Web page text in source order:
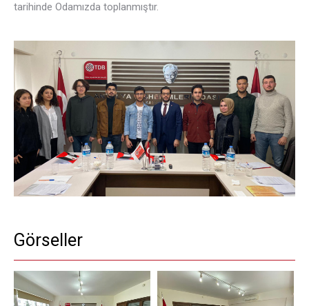
tarihinde Odamızda toplanmıştır.
Görseller